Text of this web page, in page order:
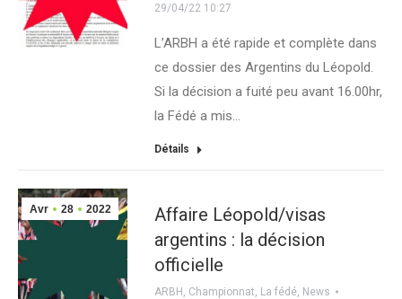
29/04/22 10:27
L’ARBH a été rapide et complète dans
ce dossier des Argentins du Léopold.
Si la décision a fuité peu avant 16.00hr,
la Fédé a mis…
Détails
Avr 28 2022
Affaire Léopold/visas
argentins : la décision
officielle
ARBH , Championnat, La fédé, News